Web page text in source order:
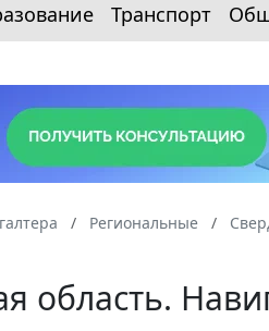
Транспорт
Региональные
область.